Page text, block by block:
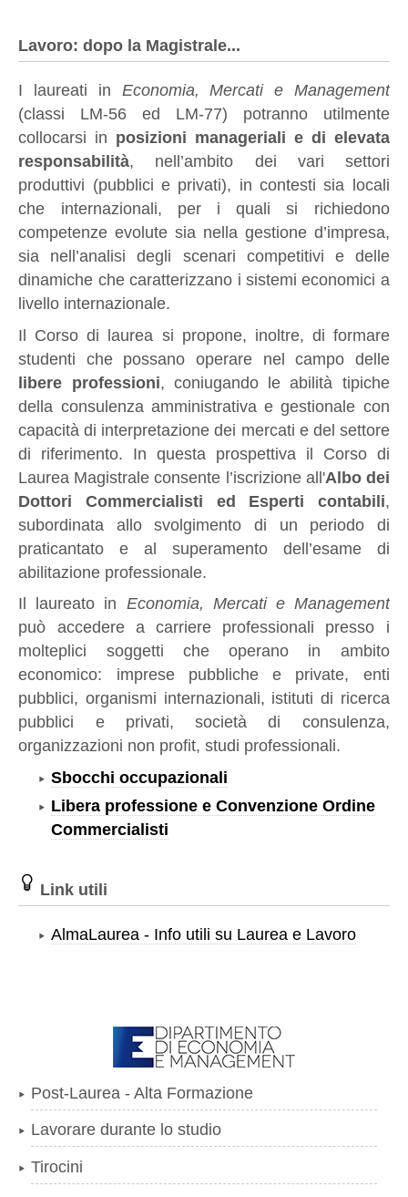
Lavoro: dopo la Magistrale...
I laureati in Economia, Mercati e Management
(classi LM-56 ed LM-77) potranno utilmente
collocarsi in posizioni manageriali e di elevata
responsabilità, nell’ambito dei vari settori
produttivi (pubblici e privati), in contesti sia locali
che internazionali, per i quali si richiedono
competenze evolute sia nella gestione d’impresa,
sia nell’analisi degli scenari competitivi e delle
dinamiche che caratterizzano i sistemi economici a
livello internazionale.
Il Corso di laurea si propone, inoltre, di formare
studenti che possano operare nel campo delle
libere professioni, coniugando le abilità tipiche
della consulenza amministrativa e gestionale con
capacità di interpretazione dei mercati e del settore
di riferimento. In questa prospettiva il Corso di
Laurea Magistrale consente l’iscrizione all'Albo dei
Dottori Commercialisti ed Esperti contabili,
subordinata allo svolgimento di un periodo di
praticantato e al superamento dell’esame di
abilitazione professionale.
Il laureato in Economia, Mercati e Management
può accedere a carriere professionali presso i
molteplici soggetti che operano in ambito
economico: imprese pubbliche e private, enti
pubblici, organismi internazionali, istituti di ricerca
pubblici e privati, società di consulenza,
organizzazioni non profit, studi professionali.
Sbocchi occupazionali
Libera professione e Convenzione Ordine
Commercialisti
Link utili
AlmaLaurea - Info utili su Laurea e Lavoro
Post-Laurea - Alta Formazione
Lavorare durante lo studio
Tirocini